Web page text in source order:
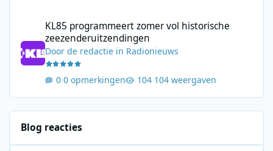
KL85 programmeert zomer vol historische
zeezenderuitzendingen
Doorde redactie in Radionieuws
0 opmerkingen 104 weergaven
Blog reacties